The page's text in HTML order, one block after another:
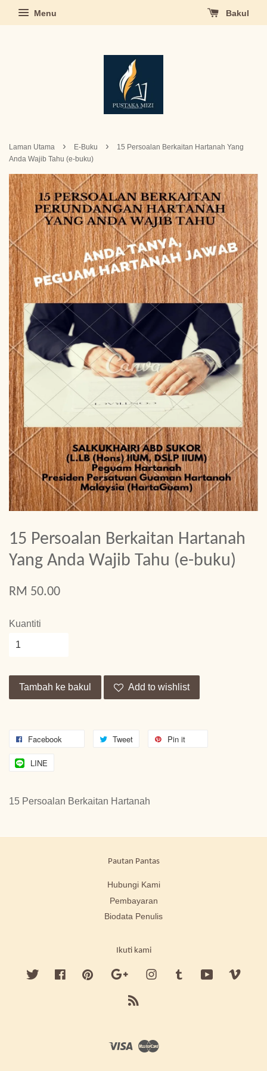
Menu Bakul
Laman Utama › E-Buku ›
15 Persoalan Berkaitan Hartanah Yang
Anda Wajib Tahu (e-buku)
15 Persoalan Berkaitan Hartanah
Yang Anda Wajib Tahu (e-buku)
RM 50.00
Kuantiti
Tambah ke bakul Add to wishlist
Facebook Tweet Pin it
LINE
15 Persoalan Berkaitan Hartanah
Pautan Pantas
Hubungi Kami
Pembayaran
Biodata Penulis
Ikuti kami
Twitter FacebookPinterest Google InstagramTumblr YouTube
Visa Master